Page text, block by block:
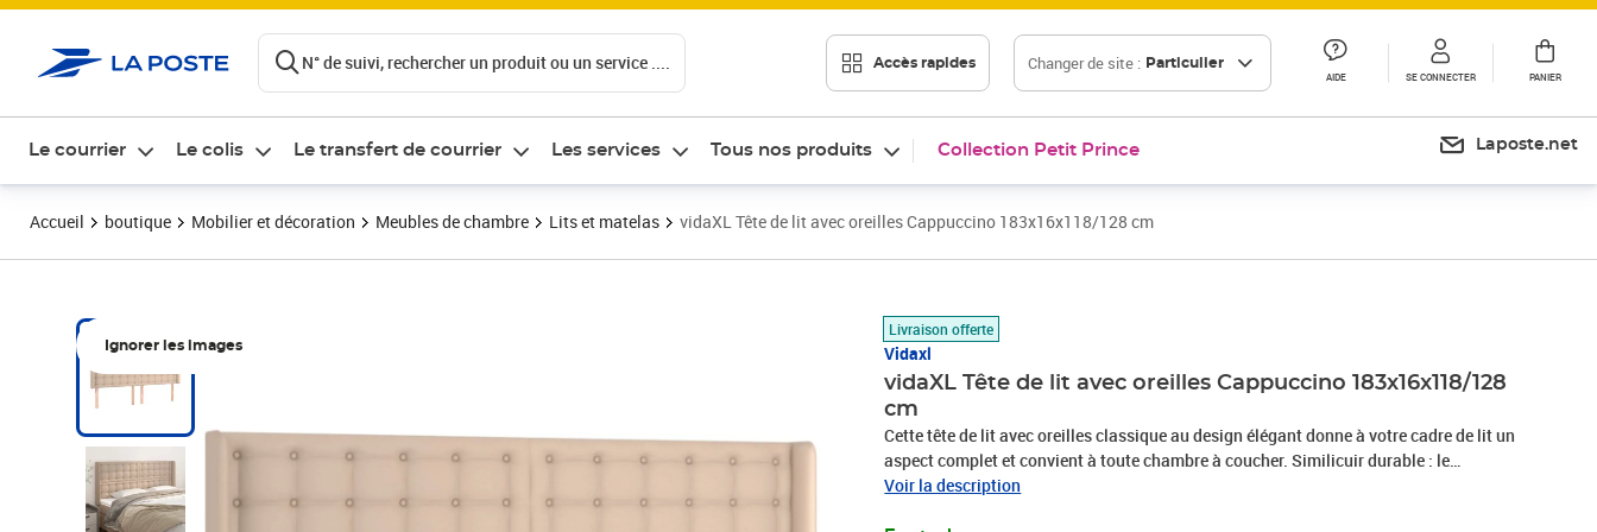
N° de suivi, rechercher un produit ou un service .... Accès rapides Changer de site : Particulier
AIDE SE CONNECTER PANIER
Le courrier Le colis Le transfert de courrier Les services Tous nos produits Collection Petit Prince Laposte.net
Accueil boutique Mobilier et décoration Meubles de chambre Lits et matelas vidaXL Tête de lit avec oreilles Cappuccino 183x16x118/128 cm
Ignorer les images
Livraison offerte
Vidaxl
vidaXL Tête de lit avec oreilles Cappuccino 183x16x118/128
cm
Cette tête de lit avec oreilles classique au design élégant donne à votre cadre de lit un
aspect complet et convient à toute chambre à coucher. Similicuir durable : le
similicuir de qualité supérieure est un matériau très durable. Il est résistant aux
Voir la description
Prix 203,89€